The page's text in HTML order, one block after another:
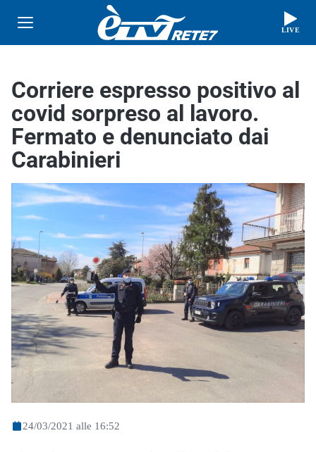
LIVE
Corriere espresso positivo al
covid sorpreso al lavoro.
Fermato e denunciato dai
Carabinieri
24/03/2021 alle 16:52